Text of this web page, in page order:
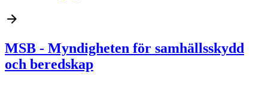
MSB - Myndigheten för samhällsskydd
och beredskap